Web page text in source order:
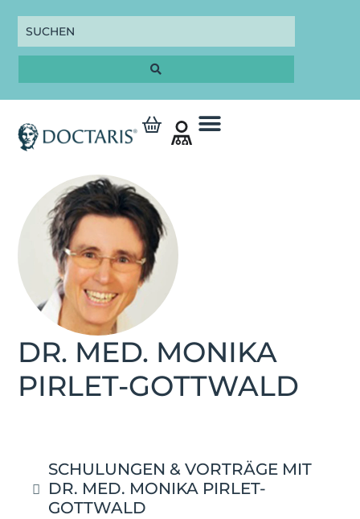
DR. MED. MONIKA
PIRLET-GOTTWALD
SCHULUNGEN & VORTRÄGE MIT
DR. MED. MONIKA PIRLET-
GOTTWALD